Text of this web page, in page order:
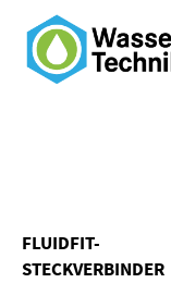
FLUIDFIT-
STECKVERBINDER